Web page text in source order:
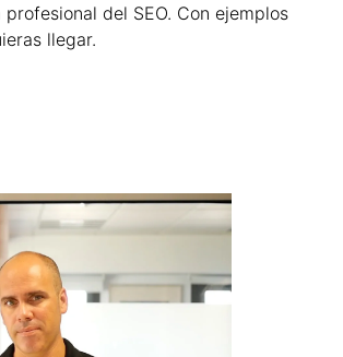
del SEO. Con ejemplos
llegar.